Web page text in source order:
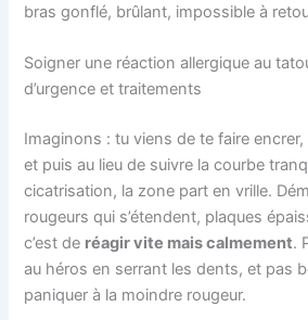
bras gonflé, brûlant, impossible à
Soigner une réaction allergique au
d’urgence et traitements
Imaginons : tu viens de te faire
et puis au lieu de suivre la courbe
cicatrisation, la zone part en vrille.
rougeurs qui s’étendent, plaques
c’est de réagir vite mais calmement.
au héros en serrant les dents, et pas
paniquer à la moindre rougeur.